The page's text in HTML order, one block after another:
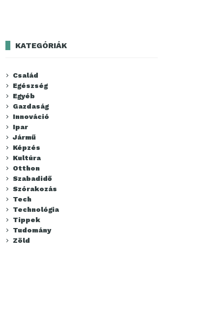
KATEGÓRIÁK
Család
Egészség
Egyéb
Gazdaság
Innováció
Ipar
Jármű
Képzés
Kultúra
Otthon
Szabadidő
Szórakozás
Tech
Technológia
Tippek
Tudomány
Zöld